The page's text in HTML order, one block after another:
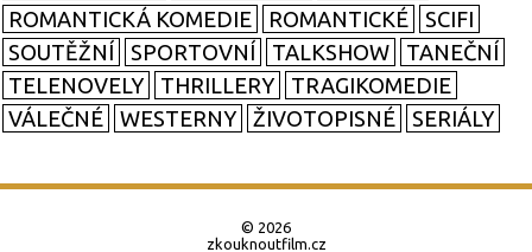
ROMANTICKÁ KOMEDIE
ROMANTICKÉ
SCIFI
SOUTĚŽNÍ
SPORTOVNÍ TALKSHOW
TANEČNÍ
TELENOVELY
THRILLERY
TRAGIKOMEDIE
VÁLEČNÉ
WESTERNY ŽIVOTOPISNÉ SERIÁLY
© 2026
zkouknoutfilm.cz